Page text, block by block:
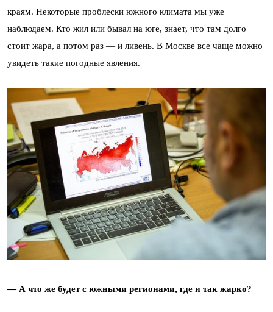
краям. Некоторые проблески южного климата мы уже
наблюдаем. Кто жил или бывал на юге, знает, что там долго
стоит жара, а потом раз — и ливень. В Москве все чаще можно
увидеть такие погодные явления.
— А что же будет с южными регионами, где и так жарко?